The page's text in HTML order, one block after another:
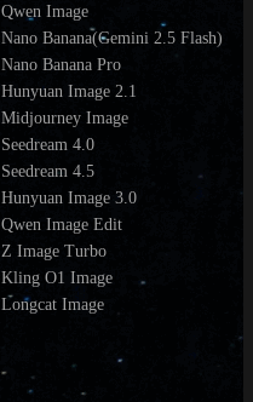
Qwen Image
Nano Banana(Gemini 2.5 Flash)
Nano Banana Pro
Hunyuan Image 2.1
Midjourney Image
Seedream 4.0
Seedream 4.5
Hunyuan Image 3.0
Qwen Image Edit
Z Image Turbo
Kling O1 Image
Longcat Image